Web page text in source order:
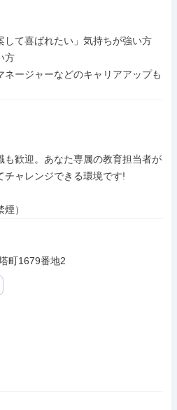
て喜ばれたい」気持ちが強い方
方
ージャーなどのキャリアアップも
も歓迎。あなた専属の教育担当者が
チャレンジできる環境です!
）
町1679番地2